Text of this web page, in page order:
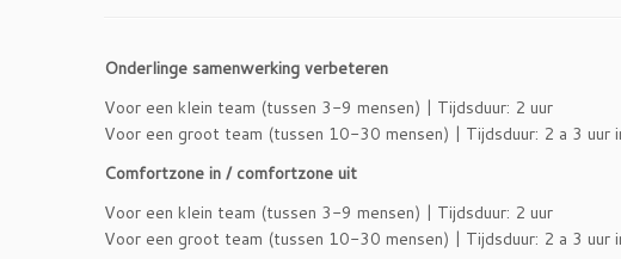
Onderlinge samenwerking verbeteren
Voor een klein team (tussen 3-9 mensen) | Tijdsduur: 2 uur
Voor een groot team (tussen 10-30 mensen) | Tijdsduur: 2 a 3 uur
Comfortzone in / comfortzone uit
Voor een klein team (tussen 3-9 mensen) | Tijdsduur: 2 uur
Voor een groot team (tussen 10-30 mensen) | Tijdsduur: 2 a 3 uur